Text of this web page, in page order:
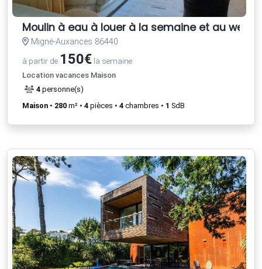
Moulin à eau à louer à la semaine et au week
Migné-Auxances 86440
à partir de 150€ la semaine
Location vacances Maison
4 personne(s)
Maison • 280 m² • 4 pièces • 4 chambres • 1 SdB